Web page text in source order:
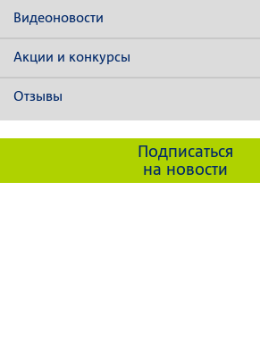
Видеоновости
Акции и конкурсы
Отзывы
Подписаться
на новости